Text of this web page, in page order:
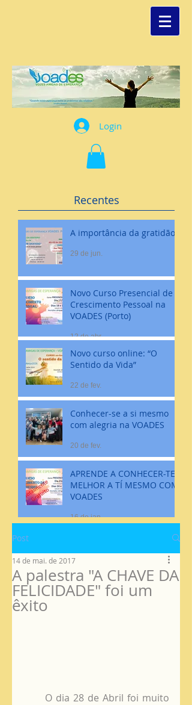
Login
Recentes
A importância da gratidão
29 de jun.
Novo Curso Presencial de
Crescimento Pessoal na
VOADES (Porto)
12 de abr.
Novo curso online: “O
Sentido da Vida”
22 de fev.
Conhecer-se a si mesmo
com alegria na VOADES
20 de fev.
APRENDE A CONHECER-TE
MELHOR A TÍ MESMO COM
VOADES
16 de jan.
Post
A palestra "A CHAVE DA
FELICIDADE" foi um
êxito
14 de mai. de 2017